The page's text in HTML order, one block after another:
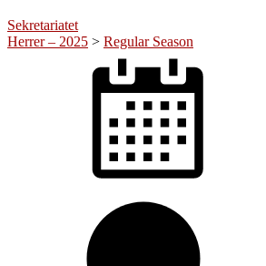
Sekretariatet
Herrer – 2025 > Regular Season